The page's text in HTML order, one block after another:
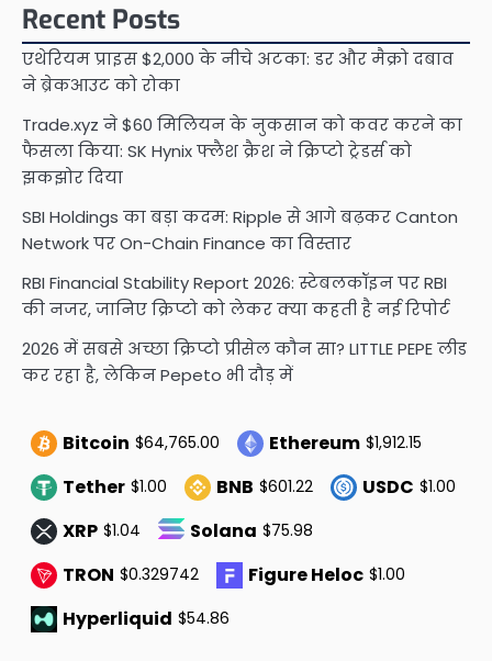
Recent Posts
एथेरियम प्राइस $2,000 के नीचे अटका: डर और मैक्रो दबाव
ने ब्रेकआउट को रोका
Trade.xyz ने $60 मिलियन के नुकसान को कवर करने का
फैसला किया: SK Hynix फ्लैश क्रैश ने क्रिप्टो ट्रेडर्स को
झकझोर दिया
SBI Holdings का बड़ा कदम: Ripple से आगे बढ़कर Canton
Network पर On-Chain Finance का विस्तार
RBI Financial Stability Report 2026: स्टेबलकॉइन पर RBI
की नजर, जानिए क्रिप्टो को लेकर क्या कहती है नई रिपोर्ट
2026 में सबसे अच्छा क्रिप्टो प्रीसेल कौन सा? LITTLE PEPE लीड
कर रहा है, लेकिन Pepeto भी दौड़ में
Bitcoin $64,765.00 Ethereum $1,912.15
Tether $1.00 BNB $601.22 USDC $1.00
XRP $1.04 Solana $75.98
TRON $0.329742 Figure Heloc $1.00
Hyperliquid $54.86